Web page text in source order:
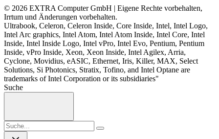
© 2026 EXTRA Computer GmbH | Eigene Rechte vorbehalten,
Irrtum und Änderungen vorbehalten.
Ultrabook, Celeron, Celeron Inside, Core Inside, Intel, Intel Logo,
Intel Arc graphics, Intel Atom, Intel Atom Inside, Intel Core, Intel
Inside, Intel Inside Logo, Intel vPro, Intel Evo, Pentium, Pentium
Inside, vPro Inside, Xeon, Xeon Inside, Intel Agilex, Arria,
Cyclone, Movidius, eASIC, Ethernet, Iris, Killer, MAX, Select
Solutions, Si Photonics, Stratix, Tofino, and Intel Optane are
trademarks of Intel Corporation or its subsidiaries"
Suche